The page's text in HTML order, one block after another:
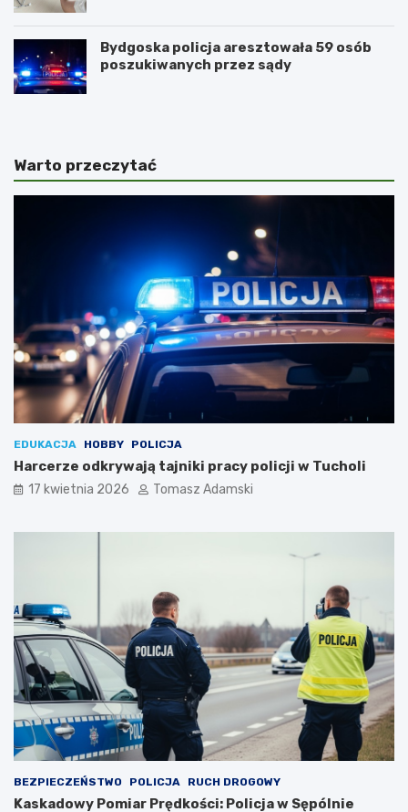
Bydgoska policja aresztowała 59 osób
poszukiwanych przez sądy
Warto przeczytać
EDUKACJA HOBBY POLICJA
Harcerze odkrywają tajniki pracy policji w Tucholi
17 kwietnia 2026 Tomasz Adamski
BEZPIECZEŃSTWO POLICJA RUCH DROGOWY
Kaskadowy Pomiar Prędkości: Policja w Sępólnie